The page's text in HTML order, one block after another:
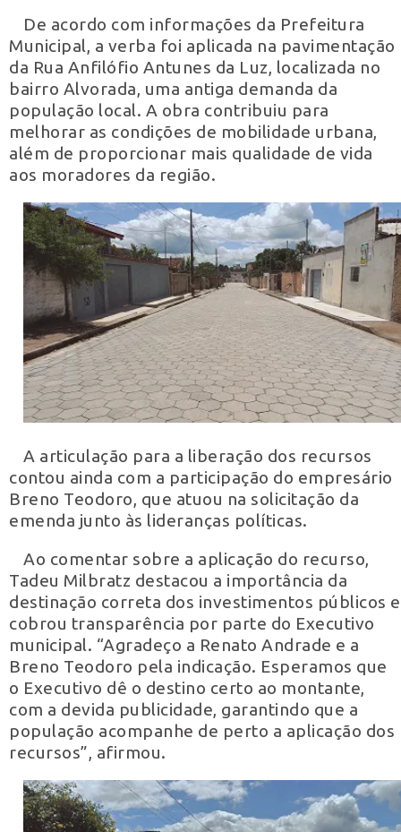
De acordo com informações da Prefeitura
Municipal, a verba foi aplicada na pavimentação
da Rua Anfilófio Antunes da Luz, localizada no
bairro Alvorada, uma antiga demanda da
população local. A obra contribuiu para
melhorar as condições de mobilidade urbana,
além de proporcionar mais qualidade de vida
aos moradores da região.
A articulação para a liberação dos recursos
contou ainda com a participação do empresário
Breno Teodoro, que atuou na solicitação da
emenda junto às lideranças políticas.
Ao comentar sobre a aplicação do recurso,
Tadeu Milbratz destacou a importância da
destinação correta dos investimentos públicos e
cobrou transparência por parte do Executivo
municipal. “Agradeço a Renato Andrade e a
Breno Teodoro pela indicação. Esperamos que
o Executivo dê o destino certo ao montante,
com a devida publicidade, garantindo que a
população acompanhe de perto a aplicação dos
recursos”, afirmou.